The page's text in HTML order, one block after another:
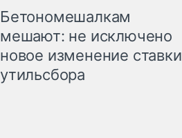
Бетономешалкам
мешают: не исключено
новое изменение ставки
утильсбора